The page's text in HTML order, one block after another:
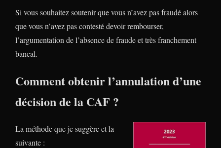
Si vous souhaitez soutenir que vous n’avez pas fraudé alors
que vous n’avez pas contesté devoir rembourser,
l’argumentation de l’absence de fraude et très franchement
bancal.
Comment obtenir l’annulation d’une
décision de la CAF ?
La méthode que je suggère et la
suivante :